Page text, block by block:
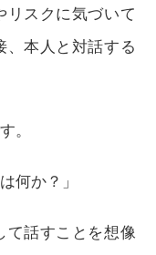
リスクに気づいて
、本人と対話する
。
何か？」
て話すことを想像